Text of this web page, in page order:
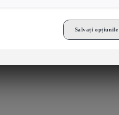
Salvați opțiunile